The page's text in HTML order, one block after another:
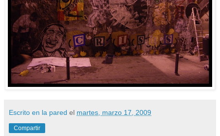
Escrito en la pared el martes, marzo 17, 2009
Compartir